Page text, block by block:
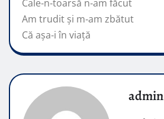
Cale‑n‑toarsă n‑am făcut
Am trudit și m‑am zbătut
Că așa‑i în viață
admin